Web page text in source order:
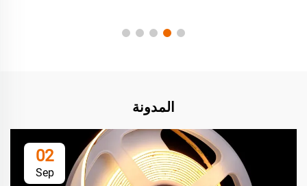
المدونة
02
Sep